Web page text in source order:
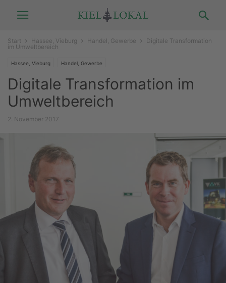
Start Hassee, Vieburg Handel, Gewerbe
Digitale Transformation
im Umweltbereich
Hassee, Vieburg Handel, Gewerbe
Digitale Transformation im
Umweltbereich
2. November 2017